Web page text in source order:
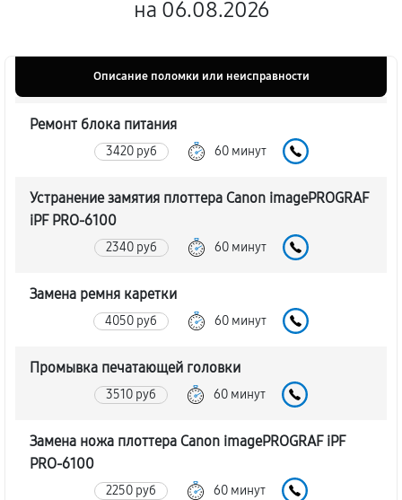
на 06.08.2026
Описание поломки или неисправности
Ремонт блока питания
3420 руб 60 минут
Устранение замятия плоттера Canon imagePROGRAF
iPF PRO-6100
2340 руб 60 минут
Замена ремня каретки
4050 руб 60 минут
Промывка печатающей головки
3510 руб 60 минут
Замена ножа плоттера Canon imagePROGRAF iPF
PRO-6100
2250 руб 60 минут